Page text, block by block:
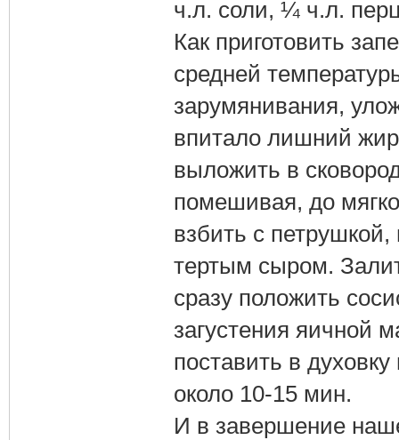
ч.л. соли, ¼ ч.л.
Как приготовить
средней
зарумянивания,
впитало лишний
выложить в
помешивая, до
взбить с
тертым сыром.
сразу положить
загустения яичной
поставить в
около 10-15 мин.
И в завершение